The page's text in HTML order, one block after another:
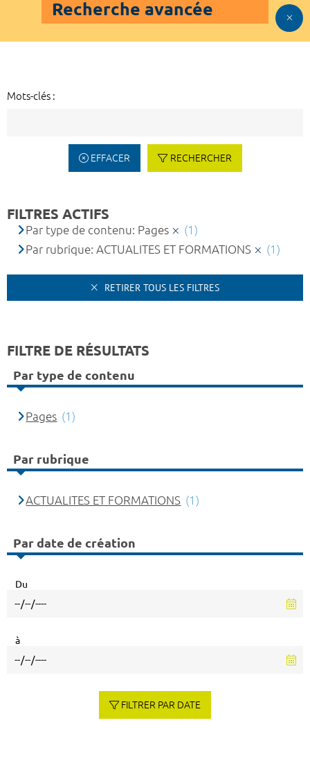
Recherche avancée
Mots-clés :
EFFACER RECHERCHER
FILTRES ACTIFS
Par type de contenu: Pages
(1)
Par rubrique: ACTUALITES ET FORMATIONS
(1)
RETIRER TOUS LES FILTRES
FILTRE DE RÉSULTATS
Par type de contenu
Pages (1)
Par rubrique
ACTUALITES ET FORMATIONS (1)
Par date de création
Du
à
FILTRER PAR DATE